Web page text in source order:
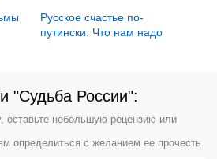
Русское счастье по-
путински. Что нам надо
"Судьба России":
оставьте небольшую рецензию или
определиться с желанием ее прочесть.